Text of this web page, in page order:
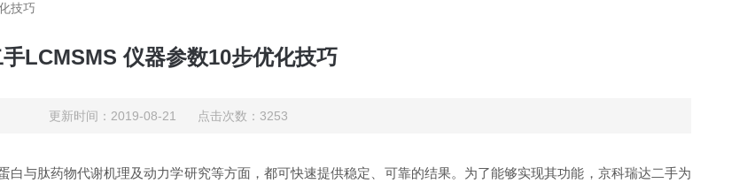
技巧
LCMSMS 仪器参数10步优化技巧
更新时间：2019-08-21 点击次数：3253
白与肽药物代谢机理及动力学研究等方面，都可快速提供稳定、可靠的结果。为了能够实现其功能，京科瑞达二手为